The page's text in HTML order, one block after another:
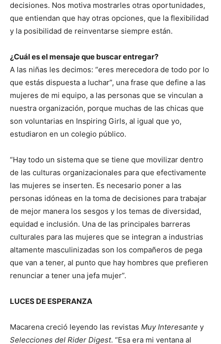
decisiones. Nos motiva mostrarles otras oportunidades,
que entiendan que hay otras opciones, que la flexibilidad
y la posibilidad de reinventarse siempre están.
¿Cuál es el mensaje que buscar entregar?
A las niñas les decimos: “eres merecedora de todo por lo
que estás dispuesta a luchar”, una frase que define a las
mujeres de mi equipo, a las personas que se vinculan a
nuestra organización, porque muchas de las chicas que
son voluntarias en Inspiring Girls, al igual que yo,
estudiaron en un colegio público.
“Hay todo un sistema que se tiene que movilizar dentro
de las culturas organizacionales para que efectivamente
las mujeres se inserten. Es necesario poner a las
personas idóneas en la toma de decisiones para trabajar
de mejor manera los sesgos y los temas de diversidad,
equidad e inclusión. Una de las principales barreras
culturales para las mujeres que se integran a industrias
altamente masculinizadas son los compañeros de pega
que van a tener, al punto que hay hombres que prefieren
renunciar a tener una jefa mujer”.
LUCES DE ESPERANZA
Macarena creció leyendo las revistas Muy Interesante y
Selecciones del Rider Digest. “Esa era mi ventana al